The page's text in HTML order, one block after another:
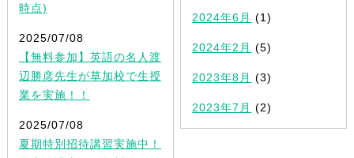
時点)
2025/07/08
【無料参加】英語の名人渡
辺勝彦先生が草加校で生授
業を実施！！
2025/07/08
夏期特別招待講習実施中！
2024年6月 (1)
2024年2月 (5)
2023年8月 (3)
2023年7月 (2)